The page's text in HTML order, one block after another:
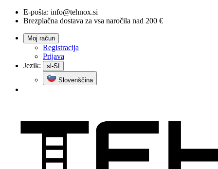
E-pošta: info@tehnox.si
Brezplačna dostava za vsa naročila nad 200 €
Moj račun
Registracija
Prijava
Jezik:
sl-SI
Slovenščina